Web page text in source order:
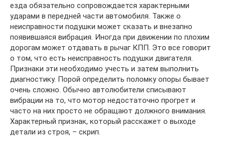
езда обязательно сопровождается характерными
ударами в передней части автомобиля. Также о
неисправности подушки может сказать и внезапно
появившаяся вибрация. Иногда при движении по плохим
дорогам может отдавать в рычаг КПП. Это все говорит
о том, что есть неисправность подушки двигателя.
Признаки эти необходимо учесть и затем выполнить
диагностику. Порой определить поломку опоры бывает
очень сложно. Обычно автолюбители списывают
вибрации на то, что мотор недостаточно прогрет и
часто на них просто не обращают должного внимания.
Характерный признак, который расскажет о выходе
детали из строя, – скрип.